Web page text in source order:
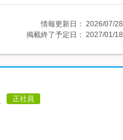
情報更新日： 2026/07/28
掲載終了予定日： 2027/01/18
正社員